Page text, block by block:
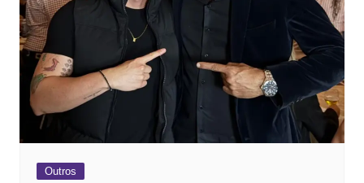
Outros